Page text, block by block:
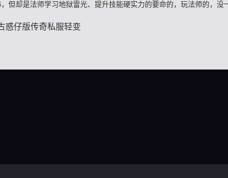
但却是法师学习地狱雷光、提升技能硬实力的要命的，玩法师的，没
惑仔版传奇私服轻变